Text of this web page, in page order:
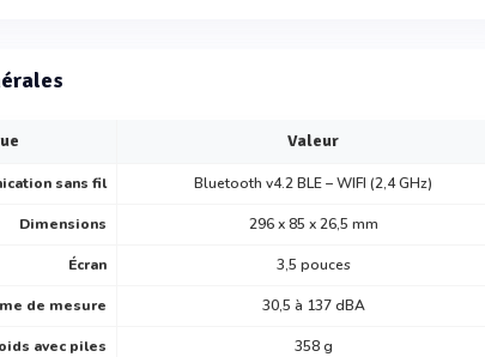
Valeur
sans fil Bluetooth v4.2 BLE – WIFI (2,4 GHz)
Dimensions 296 x 85 x 26,5 mm
Écran 3,5 pouces
de mesure 30,5 à 137 dBA
avec piles 358 g